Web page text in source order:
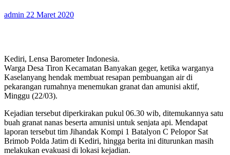
admin 22 Maret 2020
Kediri, Lensa Barometer Indonesia.
Warga Desa Tiron Kecamatan Banyakan geger, ketika warganya
Kaselanyang hendak membuat resapan pembuangan air di
pekarangan rumahnya menemukan granat dan amunisi aktif,
Minggu (22/03).
Kejadian tersebut diperkirakan pukul 06.30 wib, ditemukannya satu
buah granat nanas beserta amunisi untuk senjata api. Mendapat
laporan tersebut tim Jihandak Kompi 1 Batalyon C Pelopor Sat
Brimob Polda Jatim di Kediri, hingga berita ini diturunkan masih
melakukan evakuasi di lokasi kejadian.